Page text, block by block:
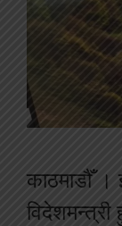
काठमाडौँ ।